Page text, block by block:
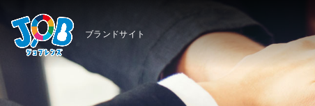
ブランドサイト